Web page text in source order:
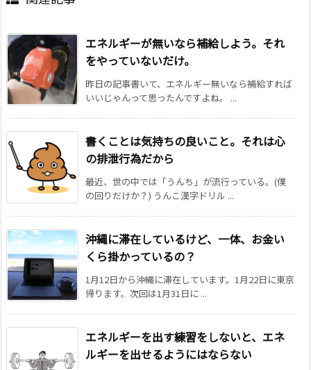
エネルギーが無いなら補給しよう。それ
をやっていないだけ。
昨日の記事書いて、エネルギー無いなら補給すれば
いいじゃんって思ったんですよね。 ...
書くことは気持ちの良いこと。それは心
の排泄行為だから
最近、世の中では「うんち」が流行っている。(僕
の回りだけか？) うんこ漢字ドリル ...
沖縄に滞在しているけど、一体、お金い
くら掛かっているの？
1月12日から沖縄に滞在しています。1月22日に東京
帰ります。次回は1月31日に ...
エネルギーを出す練習をしないと、エネ
ルギーを出せるようにはならない